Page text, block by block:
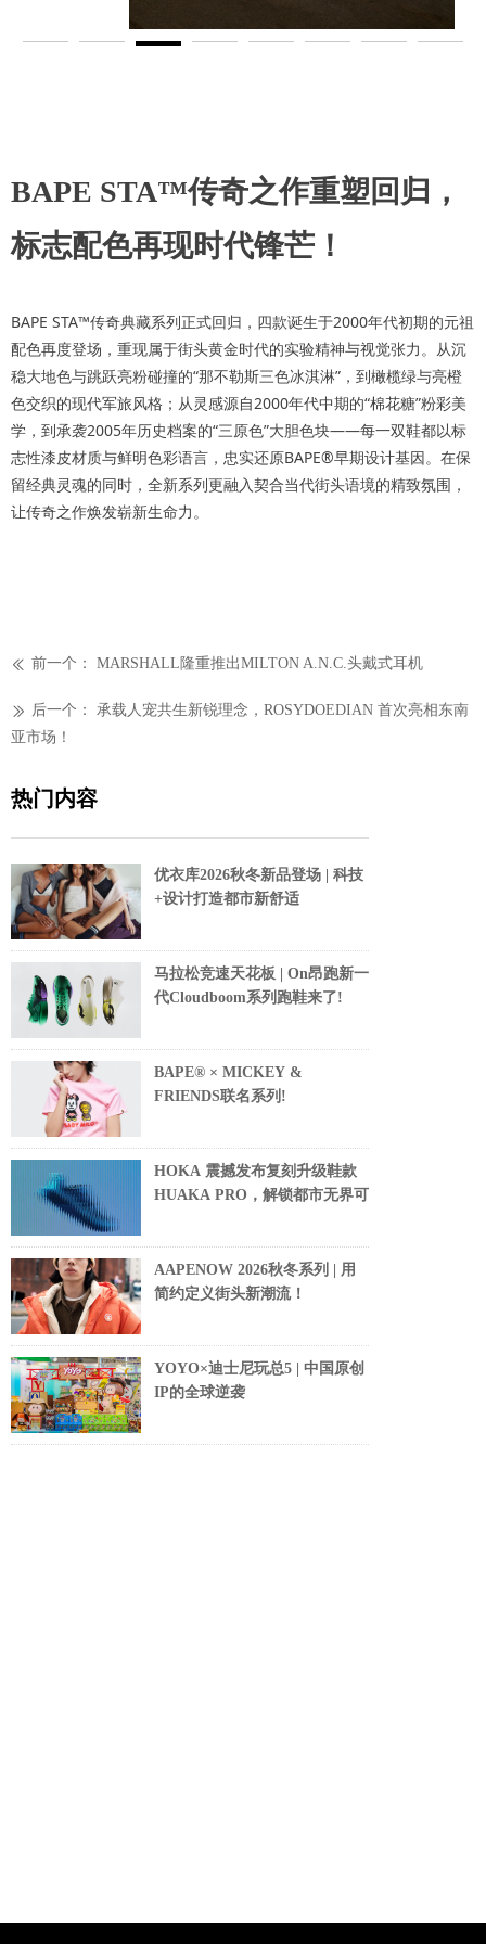
BAPE STA™传奇之作重塑回归，
标志配色再现时代锋芒！
BAPE STA™传奇典藏系列正式回归，四款诞生于2000年代初期的元祖
配色再度登场，重现属于街头黄金时代的实验精神与视觉张力。从沉
稳大地色与跳跃亮粉碰撞的“那不勒斯三色冰淇淋”，到橄榄绿与亮橙
色交织的现代军旅风格；从灵感源自2000年代中期的“棉花糖”粉彩美
学，到承袭2005年历史档案的“三原色”大胆色块——每一双鞋都以标
志性漆皮材质与鲜明色彩语言，忠实还原BAPE®早期设计基因。在保
留经典灵魂的同时，全新系列更融入契合当代街头语境的精致氛围，
让传奇之作焕发崭新生命力。
ꅃ 前一个： MARSHALL隆重推出MILTON A.N.C.头戴式耳机
ꅀ 后一个：
承载人宠共生新锐理念，ROSYDOEDIAN 首次亮相东南
亚市场！
热门内容
优衣库2026秋冬新品登场 | 科技
+设计打造都市新舒适
马拉松竞速天花板 | On昂跑新一
代Cloudboom系列跑鞋来了!
BAPE® × MICKEY &
FRIENDS联名系列!
HOKA 震撼发布复刻升级鞋款
HUAKA PRO，解锁都市无界可
AAPENOW 2026秋冬系列 | 用
简约定义街头新潮流！
YOYO×迪士尼玩总5 | 中国原创
IP的全球逆袭